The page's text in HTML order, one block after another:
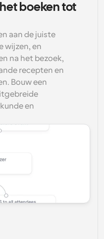
boeken tot
aan de juiste
wijzen, en
na het bezoek,
recepten en
Bouw een
en